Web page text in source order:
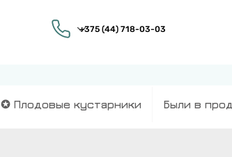
✪ Плодовые кустарники Были в